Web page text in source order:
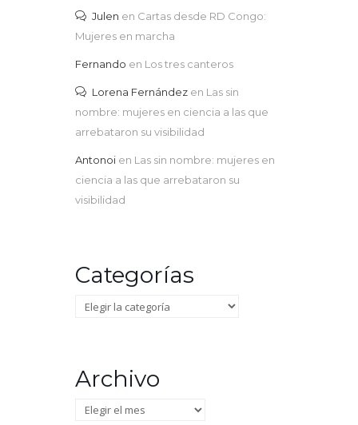
Julen en Cartas desde RD Congo:
Mujeres en marcha
Fernando en Los tres canteros
Lorena Fernández en Las sin
nombre: mujeres en ciencia a las que
arrebataron su visibilidad
Antonoi en Las sin nombre: mujeres en
ciencia a las que arrebataron su
visibilidad
Categorías
Categorías
Archivo
Archivo